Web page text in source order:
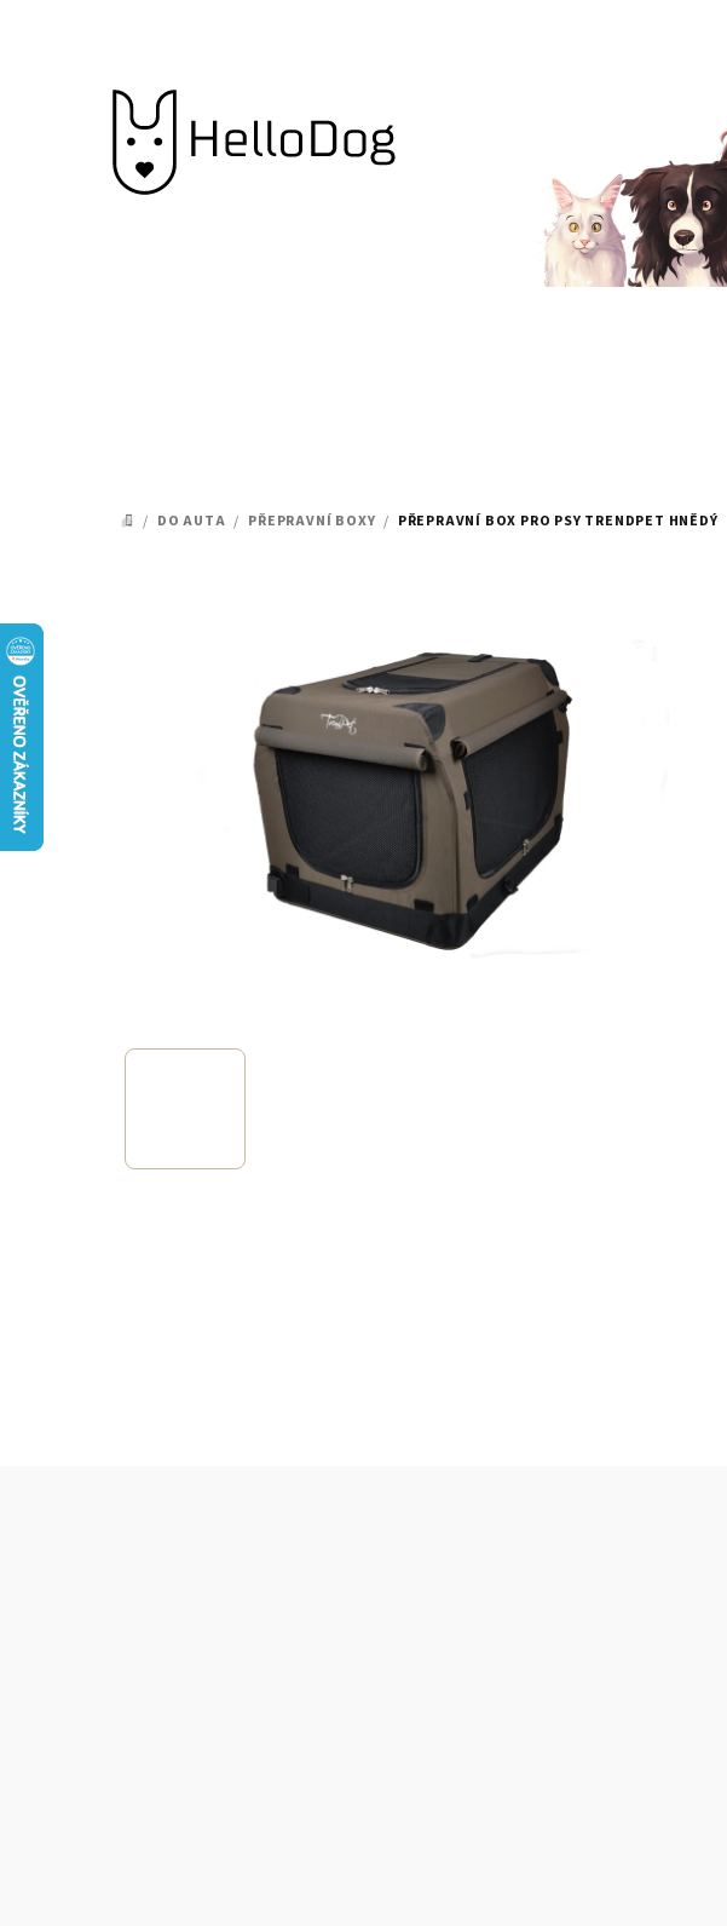
DOMŮ
/ DO AUTA / PŘEPRAVNÍ BOXY / PŘEPRAVNÍ BOX PRO PSY TRENDPET HNĚDÝ